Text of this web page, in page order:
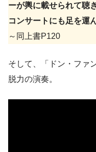
ーが輿に載せられて聴
コンサートにも足を運
～同上書P120
そして、「ドン・ファ
脱力の演奏。